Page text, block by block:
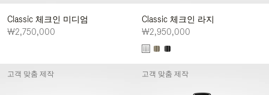
Classic 체크인 미디엄
₩2,750,000
Classic 체크인 라지
₩2,950,000
고객 맞춤 제작 고객 맞춤 제작